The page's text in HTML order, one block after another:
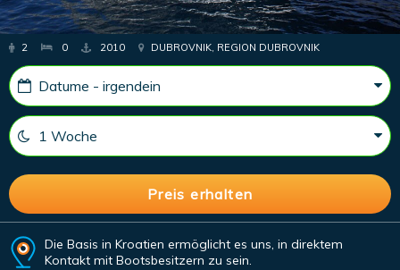
2 0 2010 DUBROVNIK, REGION DUBROVNIK
Die Basis in Kroatien ermöglicht es uns, in direktem
Kontakt mit Bootsbesitzern zu sein.